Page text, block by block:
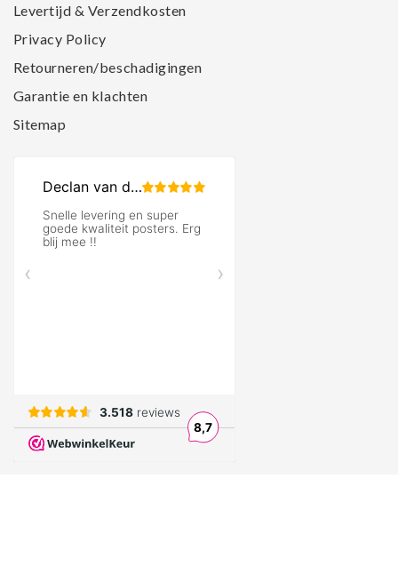
Levertijd & Verzendkosten
Privacy Policy
Retourneren/beschadigingen
Garantie en klachten
Sitemap